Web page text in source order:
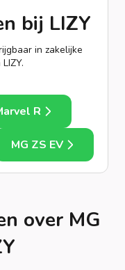
bij LIZY
in zakelijke
R
MG ZS EV
over MG